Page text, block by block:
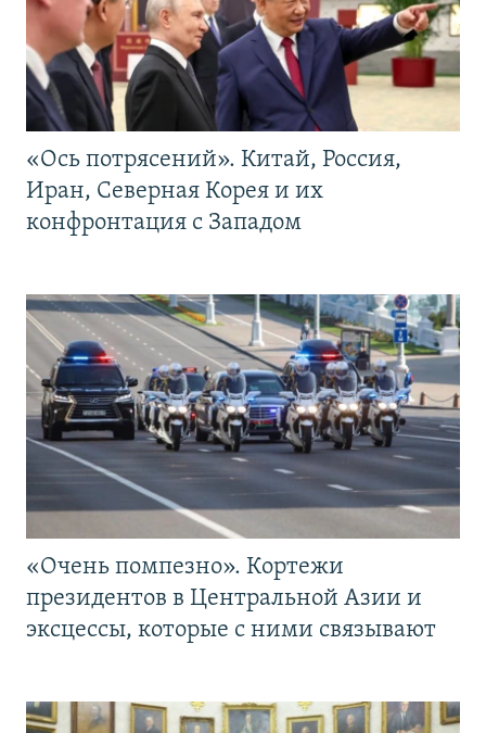
«Ось потрясений». Китай, Россия,
Иран, Северная Корея и их
конфронтация с Западом
«Очень помпезно». Кортежи
президентов в Центральной Азии и
эксцессы, которые с ними связывают